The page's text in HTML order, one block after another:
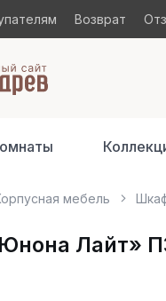
Возврат
мебель
Лайт»